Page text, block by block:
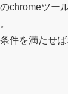
のchromeツー
件を満たせ